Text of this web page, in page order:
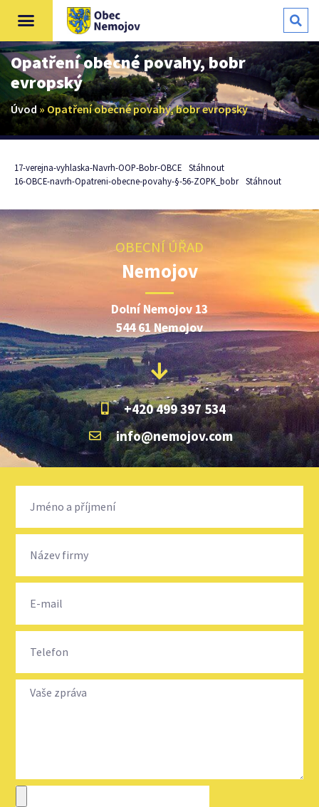
Opatření obecné povahy, bobr
evropský
Úvod »Opatření obecné povahy, bobr evropský
17-verejna-vyhlaska-Navrh-OOP-Bobr-OBCE
Stáhnout
16-OBCE-navrh-Opatreni-obecne-povahy-§-56-ZOPK_bobr
Stáhnout
OBECNÍ ÚŘAD
Nemojov
Dolní Nemojov 13
544 61 Nemojov
+420 499 397 534
info@nemojov.com